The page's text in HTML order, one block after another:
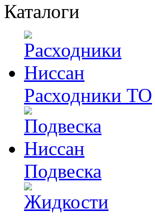
Каталоги
Расходники ТО
Подвеска